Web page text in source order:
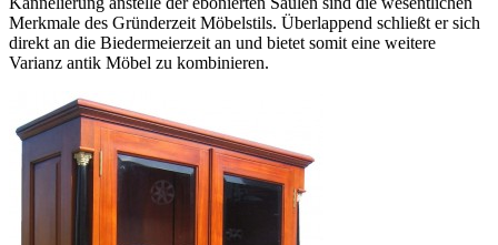
Merkmale des Gründerzeit Möbelstils. Überlappend schließt er sich
direkt an die Biedermeierzeit an und bietet somit eine weitere
Varianz antik Möbel zu kombinieren.